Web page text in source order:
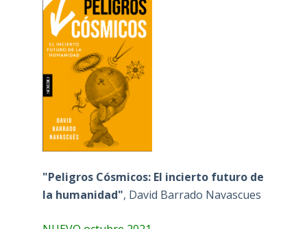
"Peligros Cósmicos: El incierto futuro de
la humanidad", David Barrado Navascues